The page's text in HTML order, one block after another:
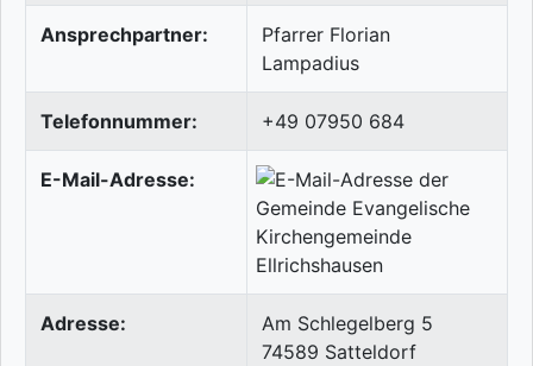
Ansprechpartner:
Pfarrer Florian
Lampadius
Telefonnummer: +49 07950 684
E-Mail-Adresse:
Adresse:
Am Schlegelberg 5
74589 Satteldorf